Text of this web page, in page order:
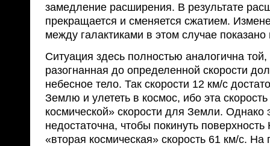
замедление расширения. В результате
прекращается и сменяется сжатием.
между галактиками в этом случае показано
Ситуация здесь полностью аналогична той,
разогнанная до определенной скорости
небесное тело. Так скорости 12 км/с
Землю и улететь в космос, ибо эта
космической» скорости для Земли. Однако
недостаточна, чтобы покинуть
«вторая космическая» скорость 61 км/с. На